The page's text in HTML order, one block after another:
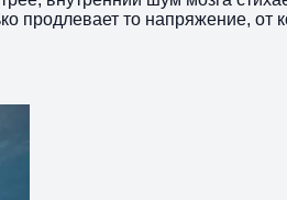
продлевает то напряжение, от